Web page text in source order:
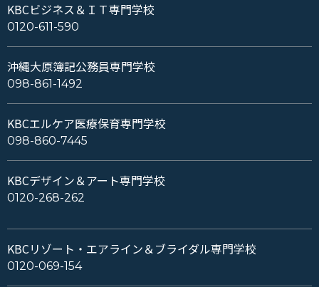
KBCビジネス＆ＩＴ専門学校
0120-611-590
沖縄大原簿記公務員専門学校
098-861-1492
KBCエルケア医療保育専門学校
098-860-7445
KBCデザイン＆アート専門学校
0120-268-262
KBCリゾート・エアライン＆ブライダル専門学校
0120-069-154